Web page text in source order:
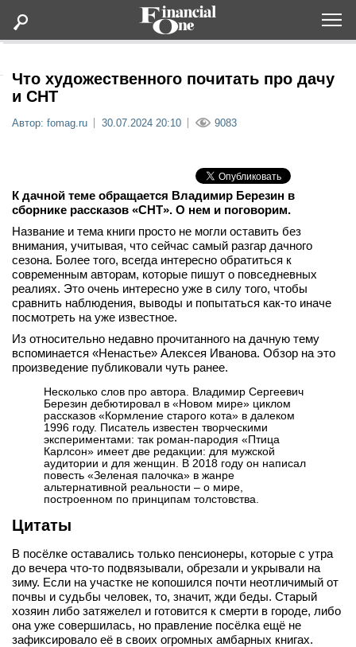
Статьи
Lifestyle
Мероприятия
Новости
Интервью
вконтакте
Стать автором
Вход
Что художественного почитать про дачу
и СНТ
Автор: fomag.ru 30.07.2024 20:10 9083
К дачной теме обращается Владимир Березин в
сборнике рассказов «СНТ». О нем и поговорим.
Название и тема книги просто не могли оставить без
внимания, учитывая, что сейчас самый разгар дачного
сезона. Более того, всегда интересно обратиться к
современным авторам, которые пишут о повседневных
реалиях. Это очень интересно уже в силу того, чтобы
сравнить наблюдения, выводы и попытаться как-то иначе
посмотреть на уже известное.
Из относительно недавно прочитанного на дачную тему
вспоминается «Ненастье» Алексея Иванова. Обзор на это
произведение публиковали чуть ранее.
Несколько слов про автора. Владимир Сергеевич
Березин дебютировал в «Новом мире» циклом
рассказов «Кормление старого кота» в далеком
1996 году. Писатель известен творческими
экспериментами: так роман-пародия «Птица
Карлсон» имеет две редакции: для мужской
аудитории и для женщин. В 2018 году он написал
повесть «Зеленая палочка» в жанре
альтернативной реальности – о мире,
построенном по принципам толстовства.
Цитаты
В посёлке оставались только пенсионеры, которые с утра
до вечера что-то подвязывали, обрезали и укрывали на
зиму. Если на участке не копошился почти неотличимый от
почвы и судьбы человек, то, значит, жди беды. Старый
хозяин либо затяжелел и готовится к смерти в городе, либо
она уже совершилась, но правление посёлка ещё не
зафиксировало её в своих огромных амбарных книгах.